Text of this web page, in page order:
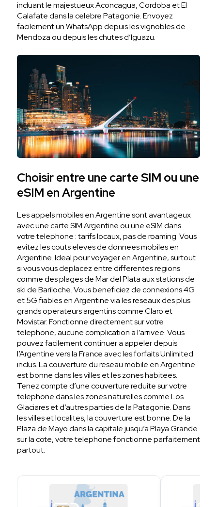
incluant le majestueux Aconcagua, Cordoba et El
Calafate dans la celebre Patagonie. Envoyez
facilement un WhatsApp depuis les vignobles de
Mendoza ou depuis les chutes d’Iguazu.
Choisir entre une carte SIM ou une
eSIM en Argentine
Les appels mobiles en Argentine sont avantageux
avec une carte SIM Argentine ou une eSIM dans
votre telephone : tarifs locaux, pas de roaming. Vous
evitez les couts eleves de donnees mobiles en
Argentine. Ideal pour voyager en Argentine, surtout
si vous vous deplacez entre differentes regions
comme des plages de Mar del Plata aux stations de
ski de Bariloche. Vous beneficiez de connexions 4G
et 5G fiables en Argentine via les reseaux des plus
grands operateurs argentins comme Claro et
Movistar. Fonctionne directement sur votre
telephone, aucune complication a l’arrivee. Vous
pouvez facilement continuer a appeler depuis
l’Argentine vers la France avec les forfaits Unlimited
inclus. La couverture du reseau mobile en Argentine
est bonne dans les villes et les zones habitees.
Tenez compte d’une couverture reduite sur votre
telephone dans les zones naturelles comme Los
Glaciares et d’autres parties de la Patagonie. Dans
les villes et localites, la couverture est bonne. De la
Plaza de Mayo dans la capitale jusqu’a Playa Grande
sur la cote, votre telephone fonctionne parfaitement
partout.